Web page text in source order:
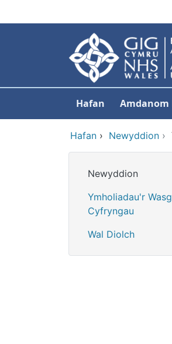
Hafan Amdanom
Hafan › Newyddion ›
Newyddion
Ymholiadau'r
Cyfryngau
Wal Diolch